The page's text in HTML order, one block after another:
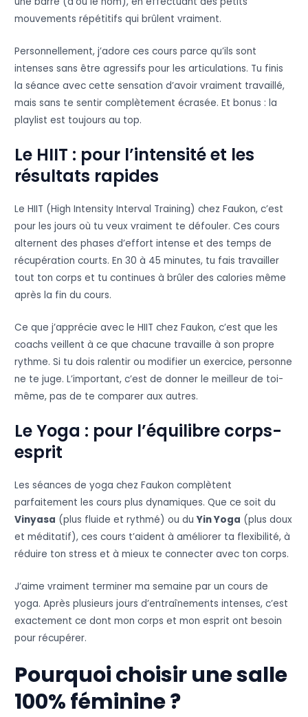
mouvements répétitifs qui brûlent vraiment.
Personnellement, j’adore ces cours parce qu’ils sont
intenses sans être agressifs pour les articulations. Tu finis
la séance avec cette sensation d’avoir vraiment travaillé,
mais sans te sentir complètement écrasée. Et bonus : la
playlist est toujours au top.
Le HIIT : pour l’intensité et les
résultats rapides
Le HIIT (High Intensity Interval Training) chez Faukon, c’est
pour les jours où tu veux vraiment te défouler. Ces cours
alternent des phases d’effort intense et des temps de
récupération courts. En 30 à 45 minutes, tu fais travailler
tout ton corps et tu continues à brûler des calories même
après la fin du cours.
Ce que j’apprécie avec le HIIT chez Faukon, c’est que les
coachs veillent à ce que chacune travaille à son propre
rythme. Si tu dois ralentir ou modifier un exercice, personne
ne te juge. L’important, c’est de donner le meilleur de toi-
même, pas de te comparer aux autres.
Le Yoga : pour l’équilibre corps-
esprit
Les séances de yoga chez Faukon complètent
parfaitement les cours plus dynamiques. Que ce soit du
Vinyasa (plus fluide et rythmé) ou duYin Yoga (plus doux
et méditatif), ces cours t’aident à améliorer ta flexibilité, à
réduire ton stress et à mieux te connecter avec ton corps.
J’aime vraiment terminer ma semaine par un cours de
yoga. Après plusieurs jours d’entraînements intenses, c’est
exactement ce dont mon corps et mon esprit ont besoin
pour récupérer.
Pourquoi choisir une salle
100% féminine ?